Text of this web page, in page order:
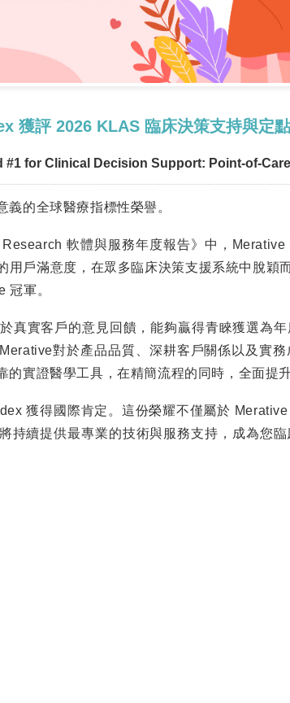
獲評 2026 KLAS 臨床決策支持與定
#1 for Clinical Decision Support: Point-of-
的全球醫療指標性榮譽。
軟體與服務年度報告》中，Merative
用戶滿意度，在眾多臨床決策支援系統中脫穎
冠軍。
真實客戶的意見回饋，能夠贏得青睞獲選為
對於產品品質、深耕客戶關係以及實
的實證醫學工具，在精簡流程的同時，全面提
獲得國際肯定。這份榮耀不僅屬於
持續提供最專業的技術與服務支持，成為您